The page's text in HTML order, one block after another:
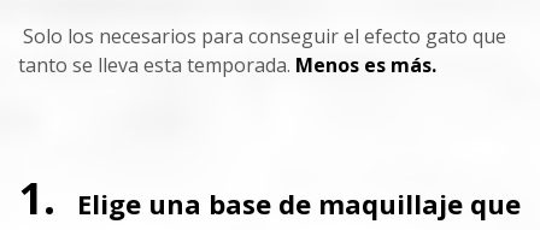
Solo los necesarios para conseguir el efecto gato que
tanto se lleva esta temporada. Menos es más.
1.
Elige una base de maquillaje que